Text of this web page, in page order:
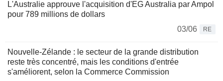
L'Australie approuve l'acquisition d'EG Australia par Ampol
pour 789 millions de dollars
03/06
RE
Nouvelle-Zélande : le secteur de la grande distribution
reste très concentré, mais les conditions d'entrée
s'améliorent, selon la Commerce Commission